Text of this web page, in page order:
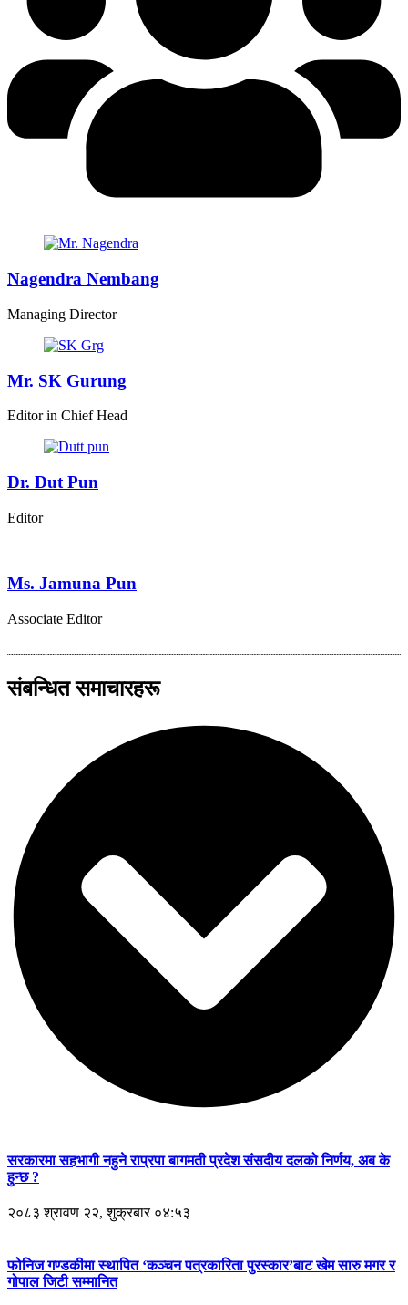
Nagendra Nembang
Managing Director
Mr. SK Gurung
Editor in Chief Head
Dr. Dut Pun
Editor
Ms. Jamuna Pun
Associate Editor
संबन्धित समाचारहरू
सरकारमा सहभागी नहुने राप्रपा बागमती प्रदेश संसदीय दलको निर्णय, अब के
हुन्छ ?
२०८३ श्रावण २२, शुक्रबार ०४:५३
फोनिज गण्डकीमा स्थापित ‘कञ्चन पत्रकारिता पुरस्कार’बाट खेम सारु मगर र
गोपाल जिटी सम्मानित